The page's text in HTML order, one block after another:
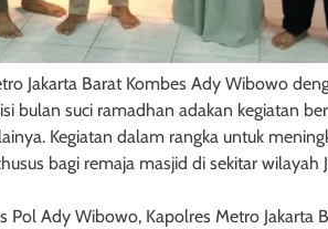
Jakarta Barat Kombes Ady Wibowo
bulan suci ramadhan adakan kegiatan
Kegiatan dalam rangka untuk
bagi remaja masjid di sekitar wilayah
Pol Ady Wibowo, Kapolres Metro Jakarta